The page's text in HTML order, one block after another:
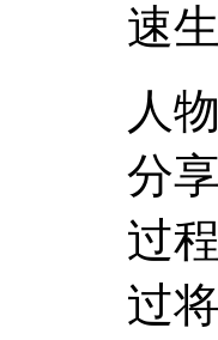
速
人
分
过
过